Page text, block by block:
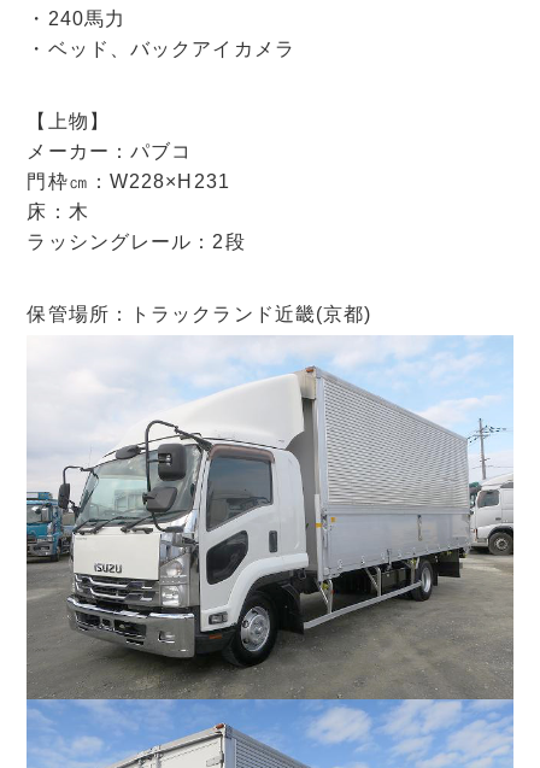
・240馬力
・ベッド、バックアイカメラ
【上物】
メーカー：パブコ
門枠㎝：W228×H231
床：木
ラッシングレール：2段
保管場所：トラックランド近畿(京都)